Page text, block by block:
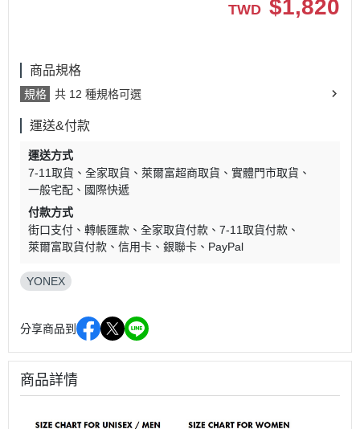
TWD $1,820
商品規格
規格 共 12 種規格可選
運送&付款
運送方式
7-11取貨
全家取貨 萊爾富超商取貨
實體門市取貨
一般宅配
國際快遞
付款方式
街口支付
轉帳匯款 全家取貨付款
7-11取貨付款
萊爾富取貨付款
信用卡 銀聯卡 PayPal
YONEX
分享商品到
商品詳情